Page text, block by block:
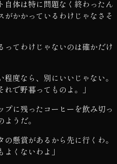
自体は特に問題なく終わったん
がかかっているわけじゃなさそ
ってわけじゃないのは確かだけ
程度なら、別にいいじゃない。
で野暮ってものよ。」
プに残ったコーヒーを飲み切っ
うだ。
の懸賞があるから先に行くわ。
くないわよ」